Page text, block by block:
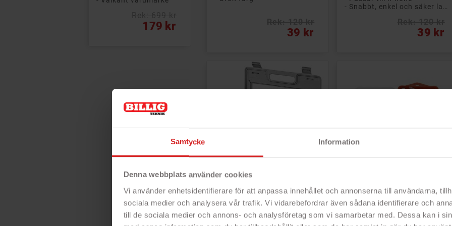
Samtycke Information
Denna webbplats använder cookies
Vi använder enhetsidentifierare för att anpassa innehållet och annonserna till användarna,
sociala medier och analysera vår trafik. Vi vidarebefordrar även sådana identifierare och
till de sociala medier och annons- och analysföretag som vi samarbetar med. Dessa kan i
179 kr 39 kr 39 kr
Elektriskt Skruvmejselset i 8
delar
Elekriskt skruvmejselset med
8 stycken precisionsmejslar

Gembird skruvmejselset
med bits i 90 delar
Skruvmejselset med massor